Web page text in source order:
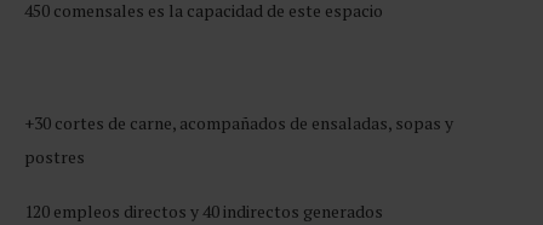
450 comensales es la capacidad de este espacio
+30 cortes de carne, acompañados de ensaladas, sopas y
postres
120 empleos directos y 40 indirectos generados